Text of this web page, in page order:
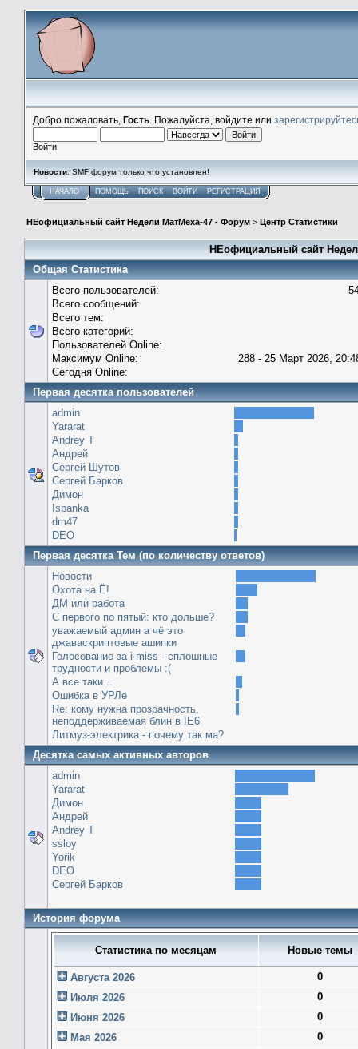
Добро пожаловать, Гость . Пожалуйста, войдите или
Войти
Новости: SMF форум только что установлен!
НАЧАЛО ПОМОЩЬ ПОИСК ВОЙТИ РЕГИСТРАЦИЯ
НЕофициальный сайт Недели МатМеха-47 - Форум > Центр Статистики
НЕофициальный сайт
Общая Статистика
Всего пользователей:
Всего сообщений:
Всего тем:
Всего категорий:
Пользователей Online:
Максимум Online:
288 - 25 Март 2026,
Сегодня Online:
Первая десятка пользователей
admin
Yararat
Andrey T
Андрей
Сергей Шутов
Сергей Барков
Димон
Ispanka
dm47
DEO
Первая десятка Тем (по количеству ответов)
Новости
Охота на Ё!
ДМ или работа
С первого по пятый: кто дольше?
уважаемый админ а чё это
джаваскриптовые ашипки
Голосование за i-miss - сплошные
трудности и проблемы :(
А все таки...
Ошибка в УРЛе
Re: кому нужна прозрачность,
неподдерживаемая блин в IE6
Литмуз-электрика - почему так ма?
Десятка самых активных авторов
admin
Yararat
Димон
Андрей
Andrey T
ssloy
Yorik
DEO
Сергей Барков
История форума
Статистика по месяцам Новые темы
Августа 2026
0
Июля 2026
0
Июня 2026
0
Мая 2026
0